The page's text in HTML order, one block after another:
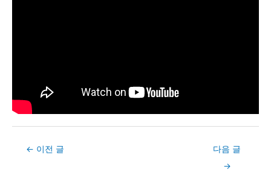
Post← 이전 글
다음 글
→